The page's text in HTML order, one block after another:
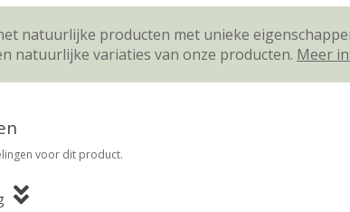
natuurlijke producten met unieke
natuurlijke variaties van onze producten. Meer
voor dit product.